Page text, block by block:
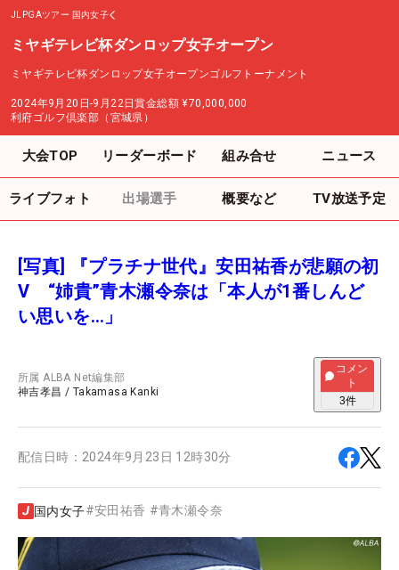
JLPGAツアー 国内女子
ミヤギテレビ杯ダンロップ女子オープン
ミヤギテレビ杯ダンロップ女子オープンゴルフトーナメント
2024年9月20日-9月22日賞金総額 ¥70,000,000
利府ゴルフ倶楽部（宮城県）
大会TOP リーダーボード 組み合せ ニュース
ライブフォト 出場選手 概要など TV放送予定
[写真] 『プラチナ世代』安田祐香が悲願の初
V “姉貴”青木瀬令奈は「本人が1番しんど
い思いを…」
所属ALBA Net編集部
神吉孝昌 / Takamasa Kanki
コメン
ト
3件
配信日時： 2024年9月23日 12時30分
国内女子#安田祐香 #青木瀬令奈